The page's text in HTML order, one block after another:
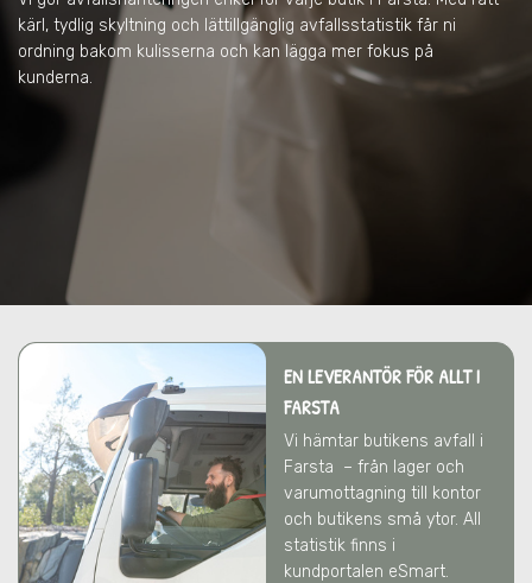
kärl, tydlig skyltning och lättillgänglig avfallsstatistik får ni
ordning bakom kulisserna och kan lägga mer fokus på
kunderna.
EN LEVERANTÖR FÖR ALLTI
FARSTA
Vi hämtar butikens avfall i
Farsta – från lager och
varumottagning till kontor
och butikens små ytor. All
statistik finns i
kundportalen eSmart.